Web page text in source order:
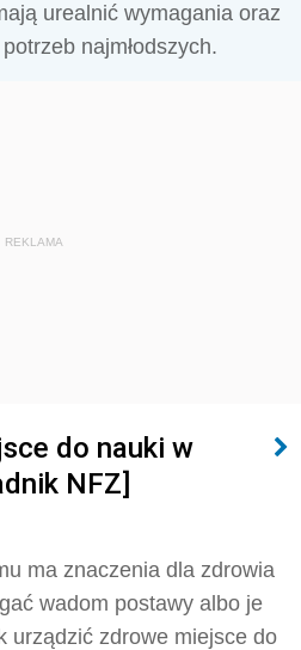
urealnić wymagania oraz
najmłodszych.
REKLAMA
do nauki w
NFZ]
ma znaczenia dla zdrowia
wadom postawy albo je
urządzić zdrowe miejsce do